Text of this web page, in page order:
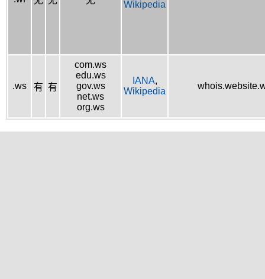
Wikipedia
.ws 有 有
com.ws
edu.ws
gov.ws
net.ws
org.ws
IANA,
Wikipedia